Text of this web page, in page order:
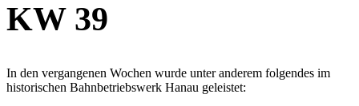
KW 39
In den vergangenen Wochen wurde unter anderem folgendes im
historischen Bahnbetriebswerk Hanau geleistet: